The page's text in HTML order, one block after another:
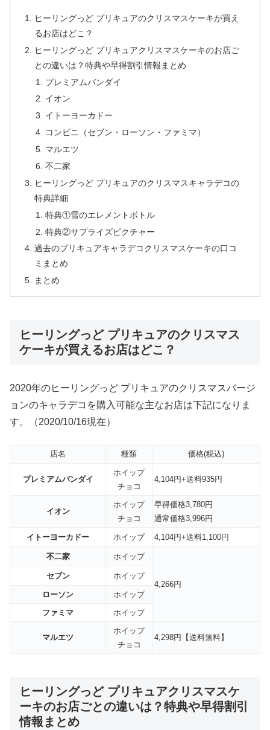
ヒーリングっど プリキュアのクリスマスケーキが買え
るお店はどこ？
ヒーリングっど プリキュアクリスマスケーキのお店ご
との違いは？特典や早得割引情報まとめ
プレミアムバンダイ
イオン
イトーヨーカドー
コンビニ（セブン・ローソン・ファミマ）
マルエツ
不二家
ヒーリングっど プリキュアのクリスマスキャラデコの
特典詳細
特典①雪のエレメントボトル
特典②サプライズピクチャー
過去のプリキュアキャラデコクリスマスケーキの口コ
ミまとめ
まとめ
ヒーリングっど プリキュアのクリスマス
ケーキが買えるお店はどこ？
2020年のヒーリングっど プリキュアのクリスマスバージ
ョンのキャラデコを購入可能な主なお店は下記になりま
す。（2020/10/16現在）
店名 種類 価格(税込)
プレミアムバンダイ
ホイップ
チョコ
4,104円+送料935円
イオン
ホイップ
チョコ
早得価格3,780円
通常価格3,996円
イトーヨーカドー ホイップ 4,104円+送料1,100円
不二家 ホイップ
4,266円
セブン ホイップ
ローソン
ホイップ
ファミマ
ホイップ
マルエツ
ホイップ
チョコ
4,298円【送料無料】
ヒーリングっど プリキュアクリスマスケ
ーキのお店ごとの違いは？特典や早得割引
情報まとめ